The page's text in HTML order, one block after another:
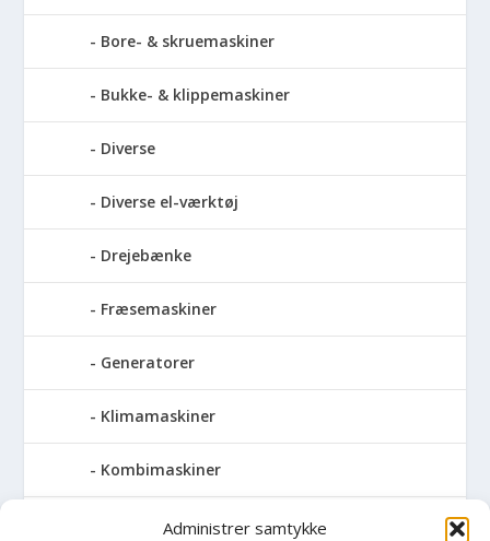
Administrer samtykke
Bore- & skruemaskiner
Bukke- & klippemaskiner
Diverse
Diverse el-værktøj
Drejebænke
Fræsemaskiner
Generatorer
Klimamaskiner
Kombimaskiner
Kompressor